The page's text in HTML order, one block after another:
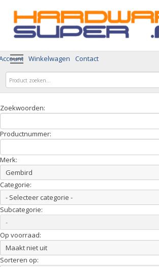
Winkelwagen Contact
Zoekwoorden:
Productnummer:
Merk:
Categorie:
Subcategorie:
Op voorraad:
Sorteren op: